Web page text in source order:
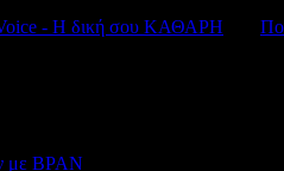
- H δική σου ΚΑΘΑΡΗ
με BPAN